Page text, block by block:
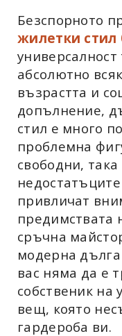
Безспорното
жилетки стил
абсолютно
възрастта и
допълнение,
стил е много
проблемна
свободни,
привличат
предимствата
сръчна
модерна дълга
вас няма да е
собственик на
вещ, която
гардероба ви.